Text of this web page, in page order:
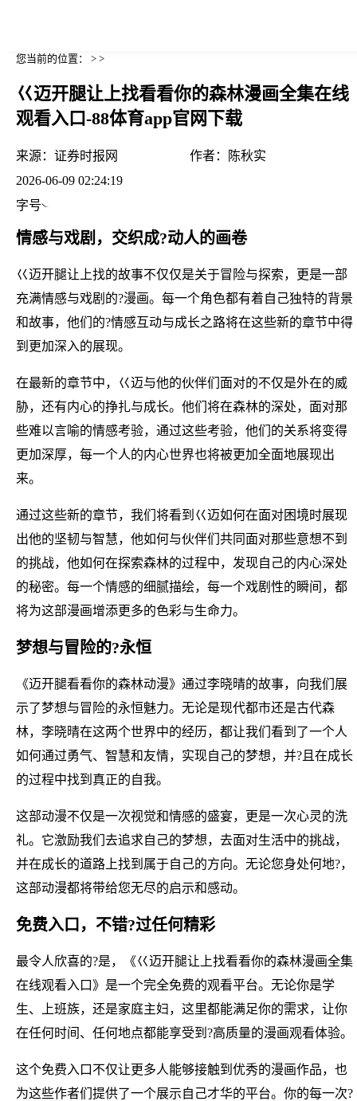
您当前的位置： > >
巜迈开腿让上找看看你的森林漫画全集在线
观看入口-88体育app官网下载
来源： 证券时报网 作者：
陈秋实
2026-06-09 02:24:19
字号
情感与戏剧，交织成?动人的画卷
巜迈开腿让上找的故事不仅仅是关于冒险与探索，更是一部
充满情感与戏剧的?漫画。每一个角色都有着自己独特的背景
和故事，他们的?情感互动与成长之路将在这些新的章节中得
到更加深入的展现。
在最新的章节中，巜迈与他的伙伴们面对的不仅是外在的威
胁，还有内心的挣扎与成长。他们将在森林的深处，面对那
些难以言喻的情感考验，通过这些考验，他们的关系将变得
更加深厚，每一个人的内心世界也将被更加全面地展现出
来。
通过这些新的章节，我们将看到巜迈如何在面对困境时展现
出他的坚韧与智慧，他如何与伙伴们共同面对那些意想不到
的挑战，他如何在探索森林的过程中，发现自己的内心深处
的秘密。每一个情感的细腻描绘，每一个戏剧性的瞬间，都
将为这部漫画增添更多的色彩与生命力。
梦想与冒险的?永恒
《迈开腿看看你的森林动漫》通过李晓晴的故事，向我们展
示了梦想与冒险的永恒魅力。无论是现代都市还是古代森
林，李晓晴在这两个世界中的经历，都让我们看到了一个人
如何通过勇气、智慧和友情，实现自己的梦想，并?且在成长
的过程中找到真正的自我。
这部动漫不仅是一次视觉和情感的盛宴，更是一次心灵的洗
礼。它激励我们去追求自己的梦想，去面对生活中的挑战，
并在成长的道路上找到属于自己的方向。无论您身处何地?，
这部动漫都将带给您无尽的启示和感动。
免费入口，不错?过任何精彩
最令人欣喜的?是，《巜迈开腿让上找看看你的森林漫画全集
在线观看入口》是一个完全免费的观看平台。无论你是学
生、上班族，还是家庭主妇，这里都能满足你的需求，让你
在任何时间、任何地点都能享受到?高质量的漫画观看体验。
这个免费入口不仅让更多人能够接触到优秀的漫画作品，也
为这些作者们提供了一个展示自己才华的平台。你的每一次?